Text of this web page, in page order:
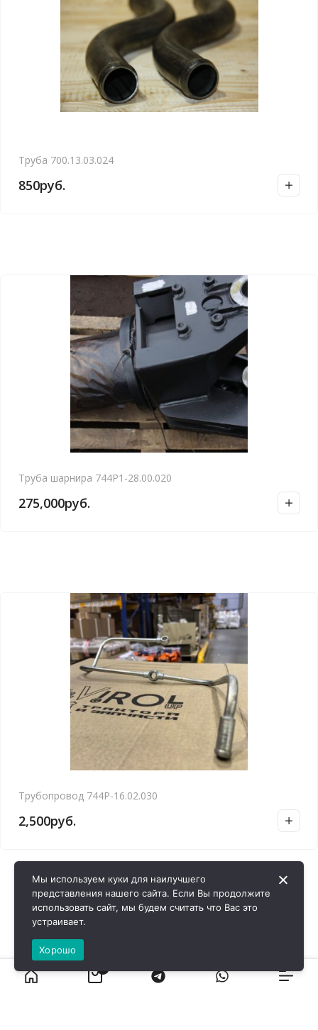
Труба 700.13.03.024
850руб.
Труба шарнира 744Р1-28.00.020
275,000руб.
Трубопровод 744Р-16.02.030
2,500руб.
Мы используем куки для наилучшего
представления нашего сайта. Если Вы продолжите
использовать сайт, мы будем считать что Вас это
устраивает.
Хорошо